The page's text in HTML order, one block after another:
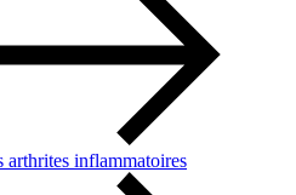
arthrites inflammatoires